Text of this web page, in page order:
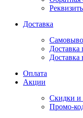
Доставка
Доставка
Доставка
Оплата
Акции
Скидки и
Промо-